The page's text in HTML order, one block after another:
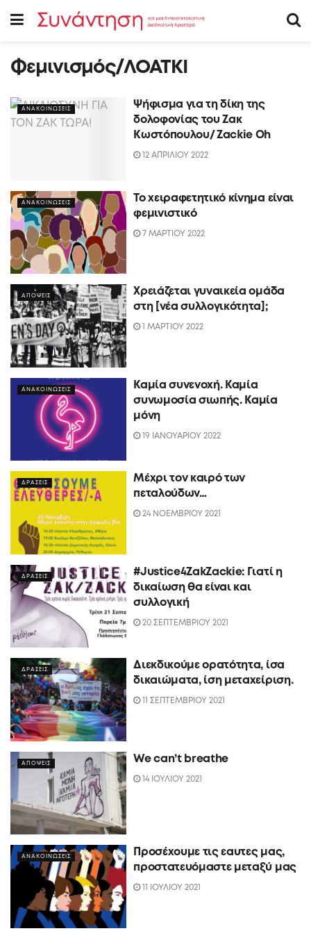
Φεμινισμός/ΛΟΑΤΚΙ
ΑΝΑΚΟΙΝΩΣΕΙΣ
Ψήφισμα για τη δίκη της
δολοφονίας του Ζακ
Κωστόπουλου/ Zackie Oh
12 ΑΠΡΙΛΙΟΥ 2022
ΑΝΑΚΟΙΝΩΣΕΙΣ
Το χειραφετητικό κίνημα είναι
φεμινιστικό
7 ΜΑΡΤΙΟΥ 2022
ΑΠΟΨΕΙΣ
Χρειάζεται γυναικεία ομάδα
στη [νέα συλλογικότητα];
1 ΜΑΡΤΙΟΥ 2022
ΑΝΑΚΟΙΝΩΣΕΙΣ
Καμία συνενοχή. Καμία
συνωμοσία σιωπής. Καμία
μόνη
19 ΙΑΝΟΥΑΡΙΟΥ 2022
ΔΡΑΣΕΙΣ
Μέχρι τον καιρό των
πεταλούδων…
24 ΝΟΕΜΒΡΙΟΥ 2021
ΔΡΑΣΕΙΣ
#Justice4ZakZackie: Γιατί η
δικαίωση θα είναι και
συλλογική
20 ΣΕΠΤΕΜΒΡΙΟΥ 2021
ΔΡΑΣΕΙΣ
Διεκδικούμε ορατότητα, ίσα
δικαιώματα, ίση μεταχείριση.
11 ΣΕΠΤΕΜΒΡΙΟΥ 2021
ΑΠΟΨΕΙΣ We can’t breathe
14 ΙΟΥΛΙΟΥ 2021
ΑΝΑΚΟΙΝΩΣΕΙΣ
Προσέχουμε τις εαυτες μας,
προστατευόμαστε μεταξύ μας
11 ΙΟΥΛΙΟΥ 2021